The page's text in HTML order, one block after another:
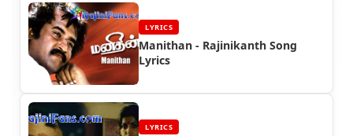
LYRICS
Manithan - Rajinikanth Song
Lyrics
LYRICS